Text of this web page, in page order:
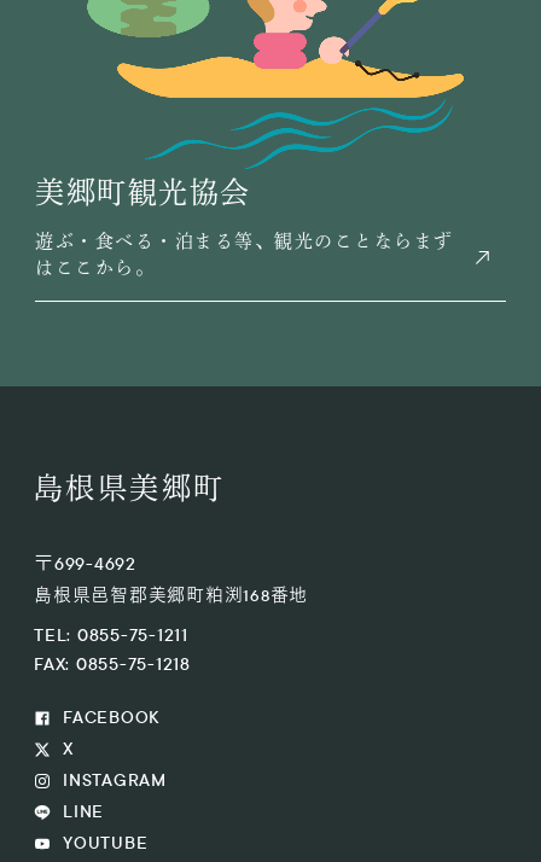
美郷町観光協会
遊ぶ・食べる・泊まる等、観光のことならまず
はここから。
島根県美郷町
〒699-4692
島根県邑智郡美郷町粕渕168番地
TEL: 0855-75-1211
FAX: 0855-75-1218
FACEBOOK
X
INSTAGRAM
LINE
YOUTUBE